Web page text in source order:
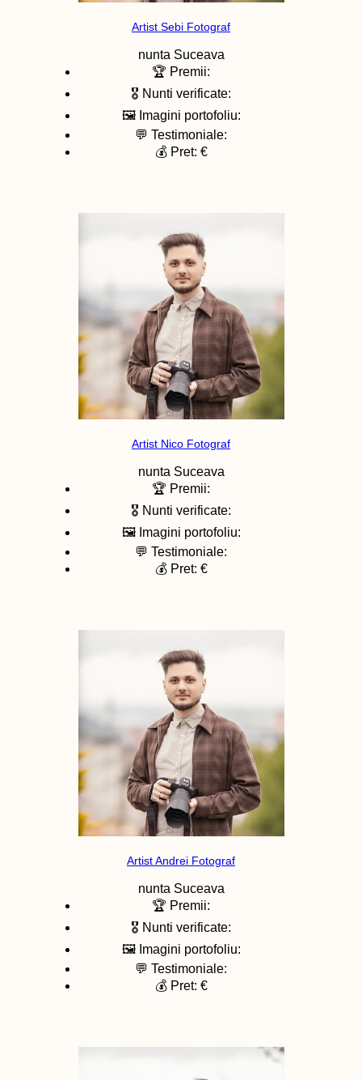
Artist Sebi Fotograf
nunta Suceava
🏆 Premii:
🎖️ Nunti verificate:
🖼️ Imagini portofoliu:
💬 Testimoniale:
💰 Pret: €
Artist Nico Fotograf
nunta Suceava
🏆 Premii:
🎖️ Nunti verificate:
🖼️ Imagini portofoliu:
💬 Testimoniale:
💰 Pret: €
Artist Andrei Fotograf
nunta Suceava
🏆 Premii:
🎖️ Nunti verificate:
🖼️ Imagini portofoliu:
💬 Testimoniale:
💰 Pret: €